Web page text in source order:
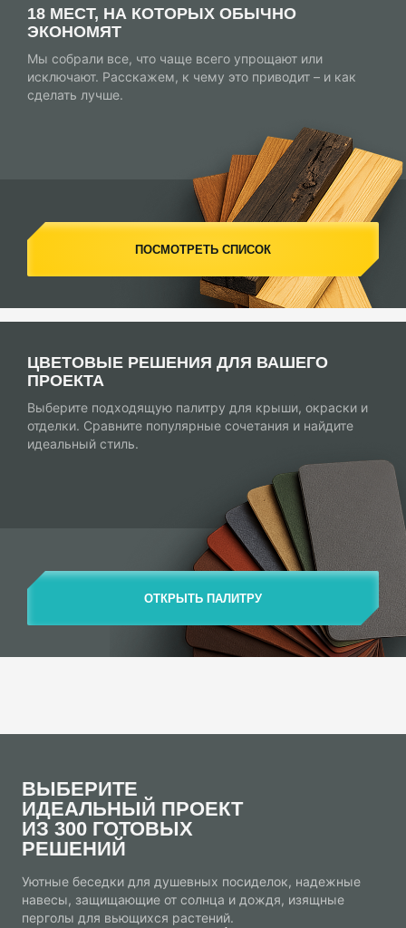
18 МЕСТ, НА КОТОРЫХ ОБЫЧНО
ЭКОНОМЯТ
Мы собрали все, что чаще всего упрощают или
исключают. Расскажем, к чему это приводит – и как
сделать лучше.
ПОСМОТРЕТЬ СПИСОК
ЦВЕТОВЫЕ РЕШЕНИЯ ДЛЯ ВАШЕГО
ПРОЕКТА
Выберите подходящую палитру для крыши, окраски и
отделки. Сравните популярные сочетания и найдите
идеальный стиль.
ОТКРЫТЬ ПАЛИТРУ
ВЫБЕРИТЕ
ИДЕАЛЬНЫЙ ПРОЕКТ
ИЗ 300 ГОТОВЫХ
РЕШЕНИЙ
Уютные беседки для душевных посиделок, надежные
навесы, защищающие от солнца и дождя, изящные
перголы для вьющихся растений.